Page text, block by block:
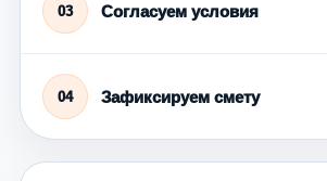
03 Согласуем условия
04 Зафиксируем смету